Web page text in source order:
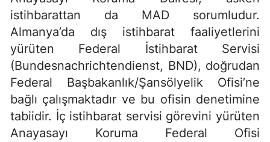
istihbarattan da MAD sorumludur.
Almanya’da dış istihbarat faaliyetlerini
yürüten Federal İstihbarat Servisi
(Bundesnachrichtendienst, BND), doğrudan
Federal Başbakanlık/Şansölyelik Ofisi’ne
bağlı çalışmaktadır ve bu ofisin denetimine
tabiidir. İç istihbarat servisi görevini yürüten
Anayasayı Koruma Federal Ofisi